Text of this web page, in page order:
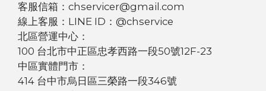
客服信箱：chservicer@gmail.com
線上客服：LINE ID：@chservice
北區營運中心：
100 台北市中正區忠孝西路一段50號12F-23
中區實體門市：
414 台中市烏日區三榮路一段346號